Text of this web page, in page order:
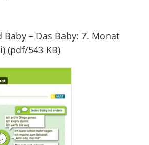
Baby – Das Baby: 7. Monat
(pdf/543 KB)